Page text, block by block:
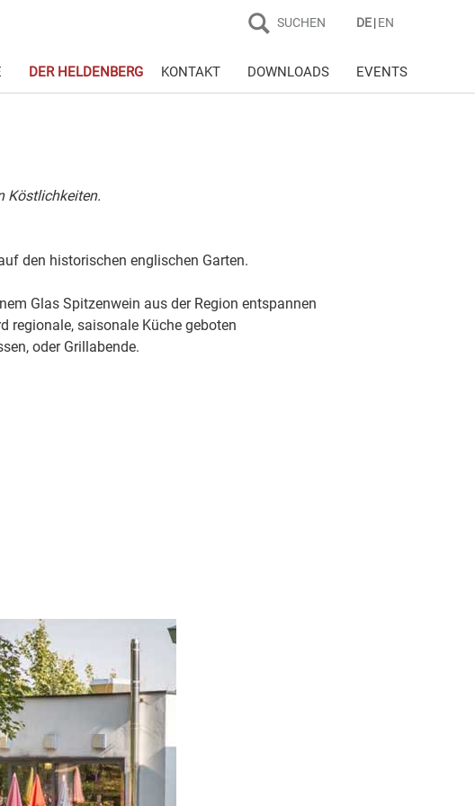
SUCHEN DE EN
DER HELDENBERG KONTAKT DOWNLOADS EVENTS
Köstlichkeiten.
den historischen englischen Garten.
Glas Spitzenwein aus der Region entspannen
regionale, saisonale Küche geboten
oder Grillabende.